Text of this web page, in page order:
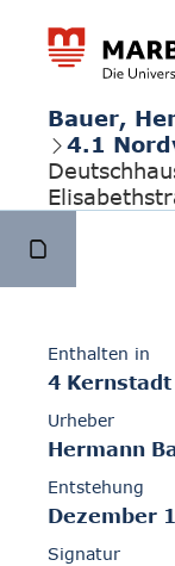
Bauer,
4.1
Enthalten in
4
Urheber
Hermann
Entstehung
Dezember
Signatur